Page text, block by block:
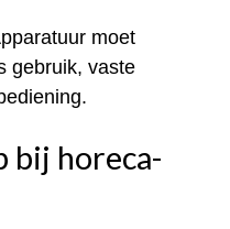
moet
gebruik, vaste
bij horeca-